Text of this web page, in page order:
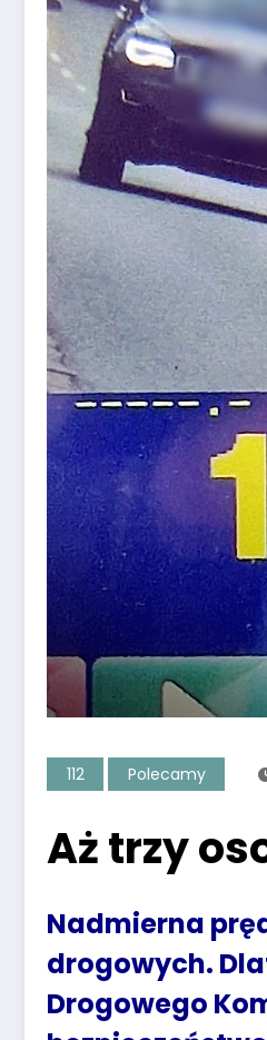
112 Polecamy
Aż trzy
Nadmierna
drogowych.
Drogowego